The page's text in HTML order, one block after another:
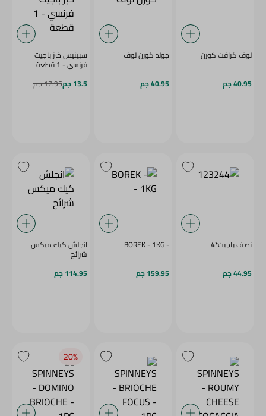
لوف كرافت كورن
40.95 جم
جولد كورن لوف
40.95 جم
سبينيس خبز باجيت
فرنسي - 1 قطعة
13.5 جم
17.95 جم
نصف باجيت*4
44.95 جم
- BOREK - 1KG
159.95 جم
انجلش كيك ميكس
شرائح
114.95 جم
20‎%‎